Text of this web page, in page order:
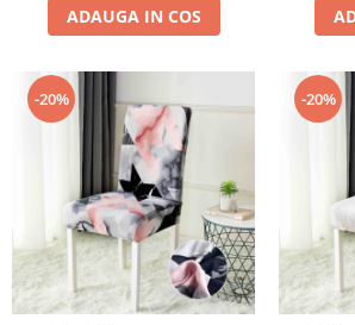
ADAUGA IN COS
-20% -20%